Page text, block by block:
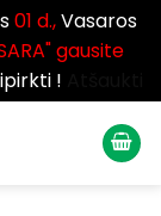
01 d.,Vasaros
gausite
!